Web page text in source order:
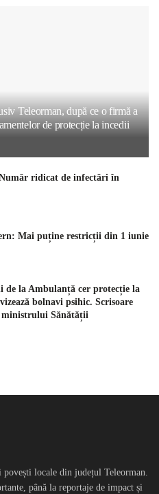
Teleorman, după ce o firmă a
de protecție la incedii
ridicat de infectări în
Mai puține restricții din 1 iunie
de la Ambulanță cer protecție la
bolnavi psihic. Scrisoare
ministrului Sănătății
povești locale din județul Teleorman.
până la reportaje de impact și